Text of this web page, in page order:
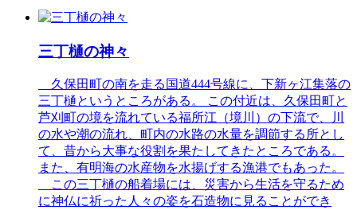
三丁樋の神々
久保田町の南を走る国道444号線に、下新ヶ江集落の
三丁樋というところがある。 この付近は、久保田町と
芦刈町の境を流れている福所江（境川）の下流で、川
の水や潮の流れ、町内の水路の水量を調節する所とし
て、昔から大事な役割を果たしてきたところである。
また、有明海の水産物を水揚げする漁港でもあった。
この三丁樋の船着場には、災害から生活を守るため
に神仏に祈った人々の姿を石造物に見ることができ